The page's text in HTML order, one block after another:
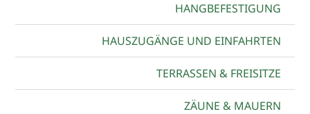
HANGBEFESTIGUNG
HAUSZUGÄNGE UND EINFAHRTEN
TERRASSEN & FREISITZE
ZÄUNE & MAUERN